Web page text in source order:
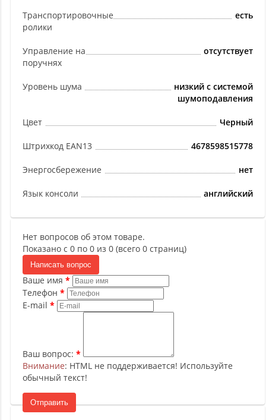
Транспортировочные
ролики
есть
Управление на
поручнях
отсутствует
Уровень шума
низкий с системой
шумоподавления
Цвет Черный
Штрихкод EAN13 4678598515778
Энергосбережение нет
Язык консоли английский
Нет вопросов об этом товаре.
Показано с 0 по 0 из 0 (всего 0 страниц)
Написать вопрос
Ваше имя
Телефон
E-mail
Ваш вопрос:
Внимание: HTML не поддерживается! Используйте
обычный текст!
Отправить